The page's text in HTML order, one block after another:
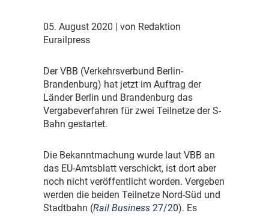
05. August 2020
| von Redaktion
Eurailpress
Der VBB (Verkehrsverbund Berlin-
Brandenburg) hat jetzt im Auftrag der
Länder Berlin und Brandenburg das
Vergabeverfahren für zwei Teilnetze der S-
Bahn gestartet.
Die Bekanntmachung wurde laut VBB an
das EU-Amtsblatt verschickt, ist dort aber
noch nicht veröffentlicht worden. Vergeben
werden die beiden Teilnetze Nord-Süd und
Stadtbahn (Rail Business 27/20). Es